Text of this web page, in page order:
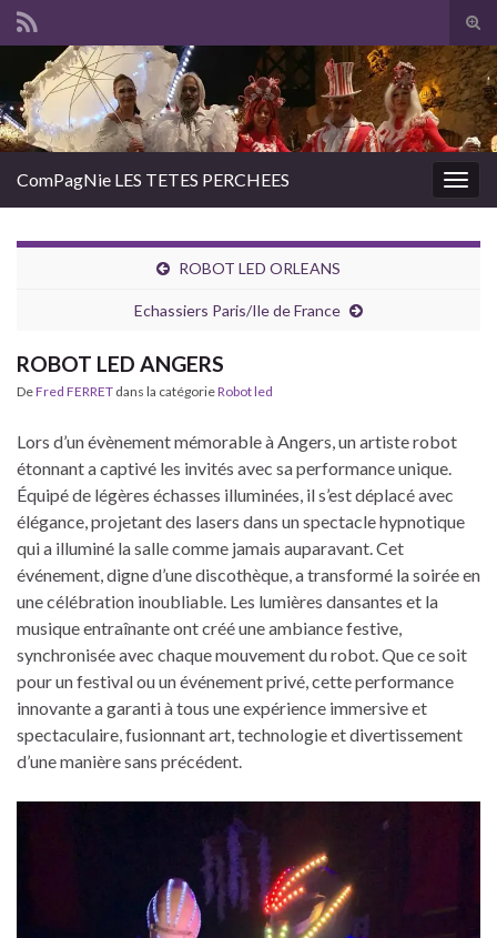
Search for:
ComPagNie LES TETES PERCHEES
ROBOT LED ORLEANS
Echassiers Paris/Ile de France
ROBOT LED ANGERS
DeFred FERRET dans la catégorieRobot led
Lors d’un évènement mémorable à Angers, un artiste robot
étonnant a captivé les invités avec sa performance unique.
Équipé de légères échasses illuminées, il s’est déplacé avec
élégance, projetant des lasers dans un spectacle hypnotique
qui a illuminé la salle comme jamais auparavant. Cet
événement, digne d’une discothèque, a transformé la soirée en
une célébration inoubliable. Les lumières dansantes et la
musique entraînante ont créé une ambiance festive,
synchronisée avec chaque mouvement du robot. Que ce soit
pour un festival ou un événement privé, cette performance
innovante a garanti à tous une expérience immersive et
spectaculaire, fusionnant art, technologie et divertissement
d’une manière sans précédent.